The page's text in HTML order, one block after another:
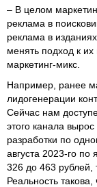
– В целом
реклама в
реклама в
менять подход к
маркетинг-микс.
Например, ранее
лидогенерации
Сейчас нам
этого канала
разработки по
августа 2023-го по
326 до 463 рублей,
Реальность